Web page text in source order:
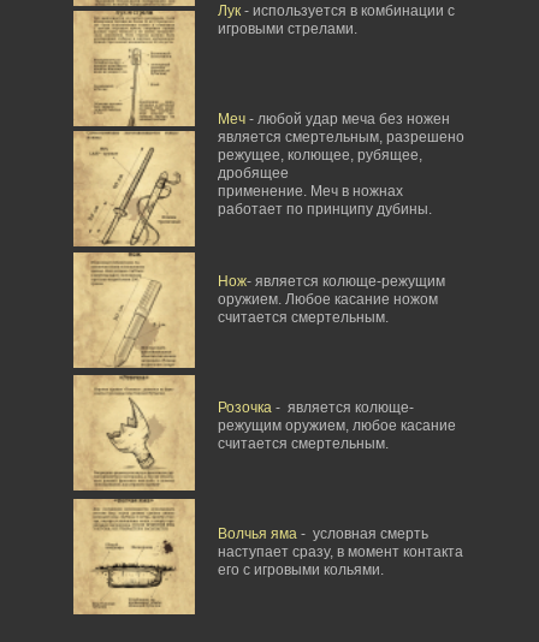
Лук- используется в комбинации с
игровыми стрелами.
Меч- любой удар меча без ножен
является смертельным, разрешено
режущее, колющее, рубящее,
дробящее
применение. Меч в ножнах
работает по принципу дубины.
Нож- является колюще-режущим
оружием. Любое касание ножом
считается смертельным.
Розочка- является колюще-
режущим оружием, любое касание
считается смертельным.
Волчья яма- условная смерть
наступает сразу, в момент контакта
его с игровыми кольями.